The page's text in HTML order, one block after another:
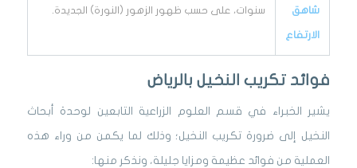
شاهق
الارتفاع
سنوات، على حسب ظهور الزهور (النورة) الجديدة.
فوائد تكريب النخيل بالرياض
يشير الخبراء في قسم العلوم الزراعية التابعين لوحدة أبحاث
النخيل إلى ضرورة تكريب النخيل؛ وذلك لما يكمن من وراء هذه
العملية من فوائد عظيمة ومزايا جليلة، ونذكر منها: